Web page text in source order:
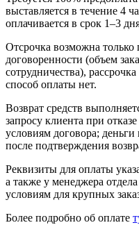
выставляется в течение 4
оплачивается в срок 1–3
Отсрочка возможна
договоренности (объем
сотрудничества),
способ оплаты нет.
Возврат средств
запросу клиента при
условиям договора;
после подтверждения
Реквизиты для оплаты
а также у менеджера
условиям для крупных
Более подробно об оплате